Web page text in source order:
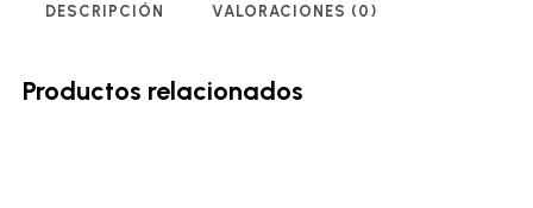
DESCRIPCIÓN VALORACIONES (0)
Productos relacionados